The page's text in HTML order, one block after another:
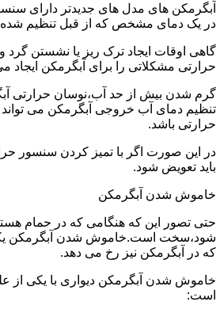
آبگرمکن های مدل های جدیدتر دارای
در یک دمای مشخص که از قبل تنظیم
گاهی اوقات ایجاد ترک ریز یا نشستن گرد
حرارتی مشکلاتی را برای آبگرمکن ایجاد
گرم شدن بیش از حد آب،نوسان حرارتی
تنظیم دمای آب خروجی آبگرمکن می
حرارتی باشد.
در این صورت اگر با تمیز کردن سنسور
باید تعویض شود.
خاموش شدن آبگرمکن
حتی تصور این که هنگامی که در حمام
شود،سخت است.خاموش شدن آبگرمکن
که در آبگرمکن نیز رخ می دهد.
خاموش شدن آبگرمکن دیواری با یکی از
است: